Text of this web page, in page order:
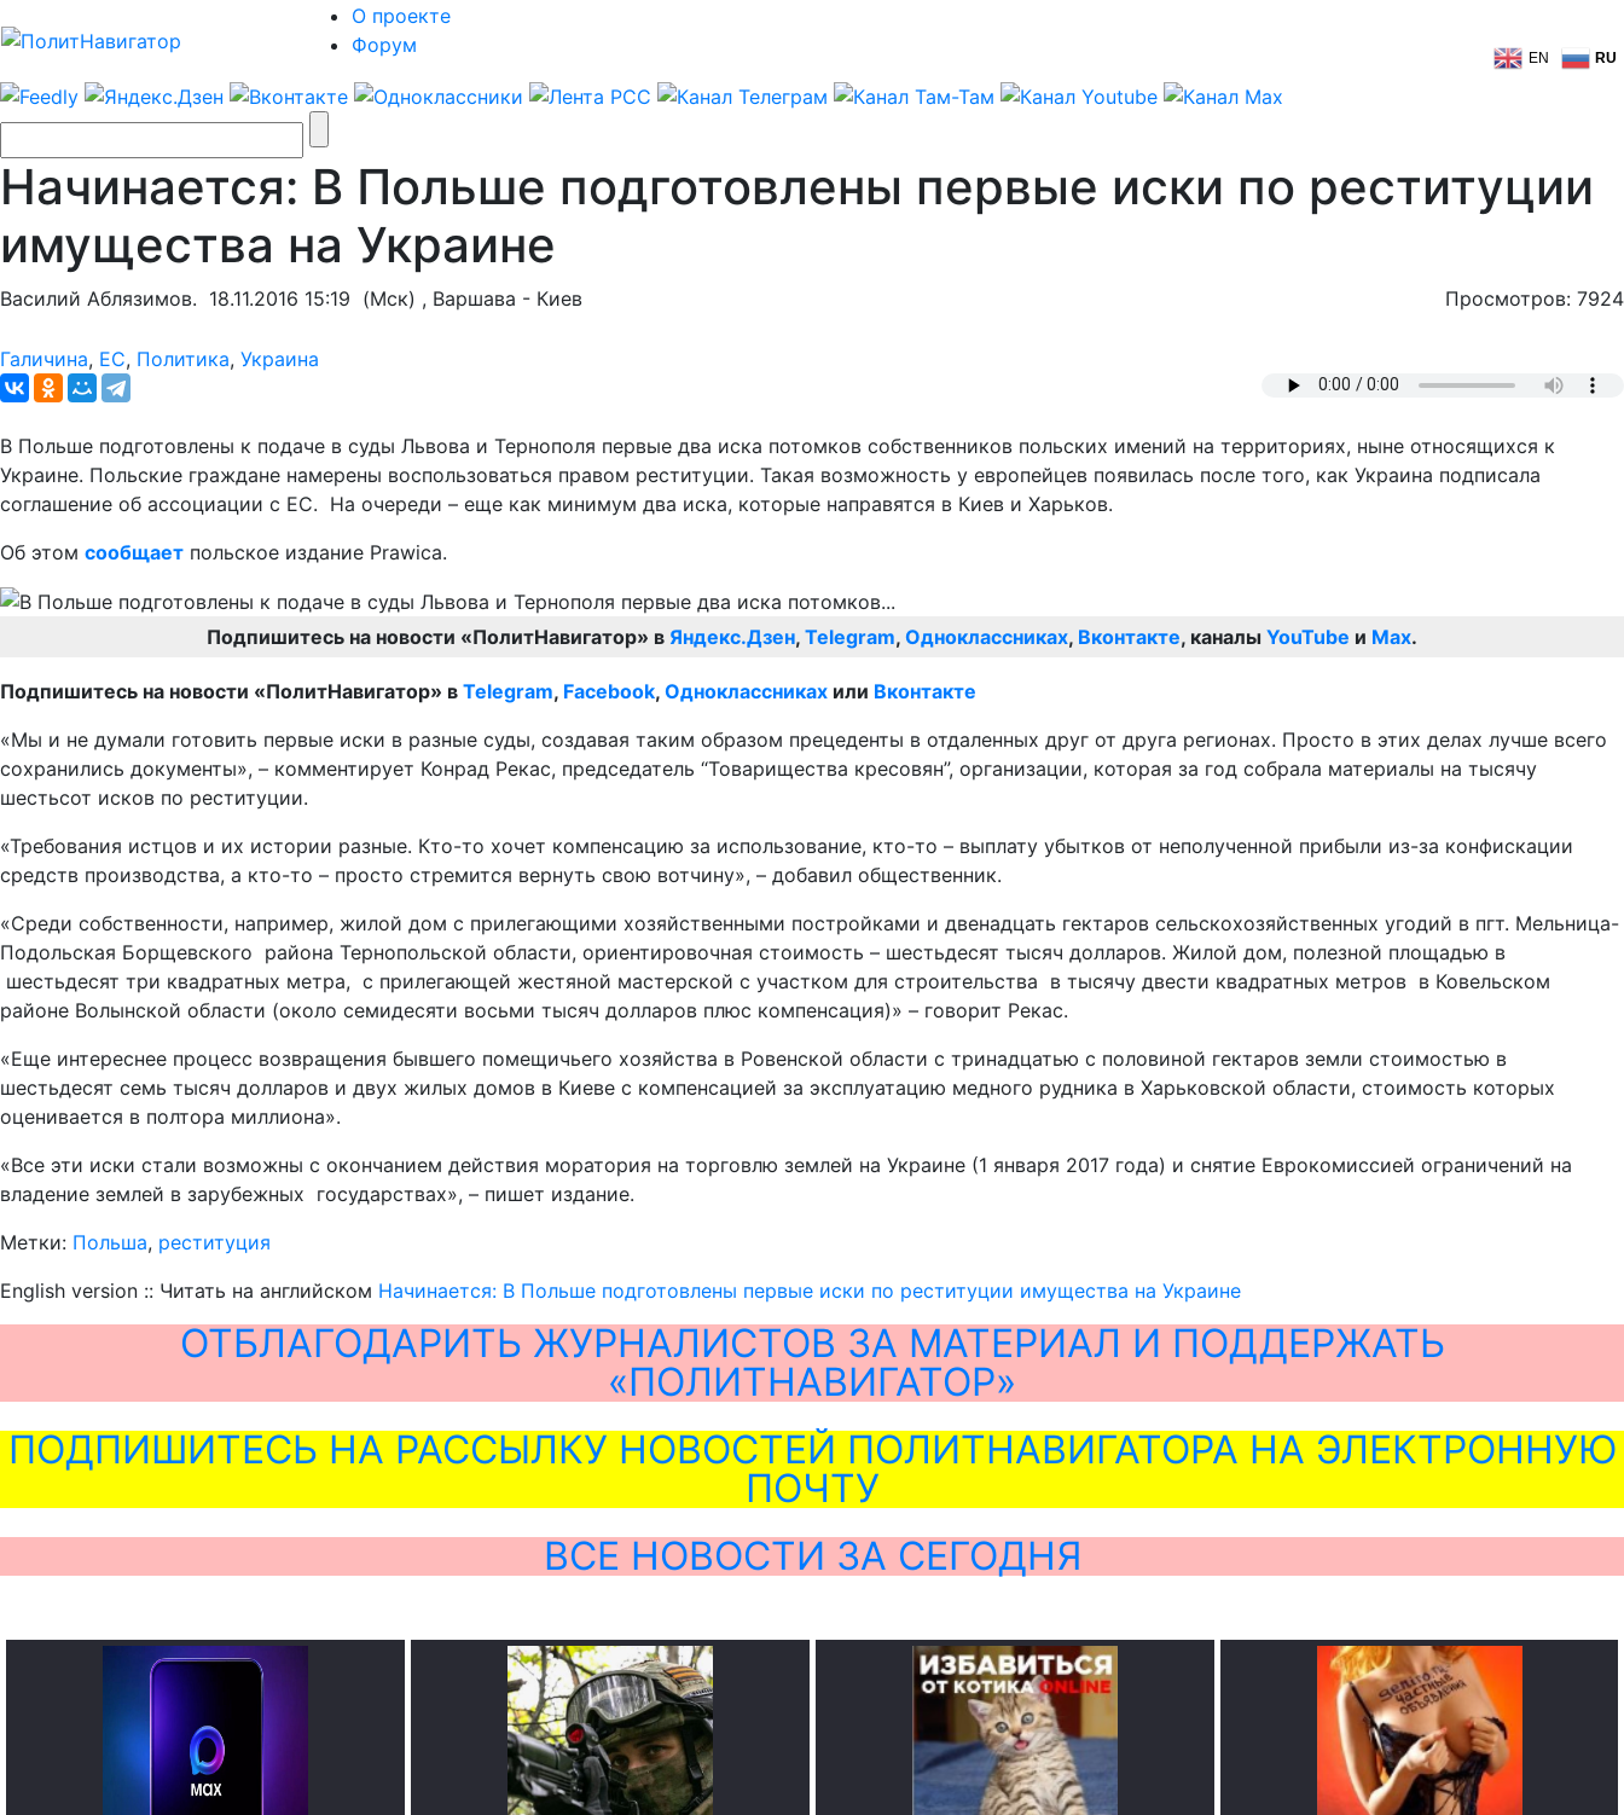
О проекте
Форум
EN RU
Начинается: В Польше подготовлены первые иски по реституции
имущества на Украине
Василий Аблязимов. 18.11.2016 15:19 (Мск) , Варшава - Киев Просмотров: 7924
Галичина, ЕС, Политика, Украина
В Польше подготовлены к подаче в суды Львова и Тернополя первые два иска потомков собственников польских имений на территориях, ныне относящихся к
Украине. Польские граждане намерены воспользоваться правом реституции. Такая возможность у европейцев появилась после того, как Украина подписала
соглашение об ассоциации с ЕС. На очереди – еще как минимум два иска, которые направятся в Киев и Харьков.
Об этом сообщает польское издание Prawica.
Подпишитесь на новости «ПолитНавигатор» в Яндекс.Дзен, Telegram, Одноклассниках, Вконтакте, каналы YouTube и Max.
Подпишитесь на новости «ПолитНавигатор» в Telegram, Facebook, Одноклассниках или Вконтакте
«Мы и не думали готовить первые иски в разные суды, создавая таким образом прецеденты в отдаленных друг от друга регионах. Просто в этих делах лучше всего
сохранились документы», – комментирует Конрад Рекас, председатель “Товарищества кресовян”, организации, которая за год собрала материалы на тысячу
шестьсот исков по реституции.
«Требования истцов и их истории разные. Кто-то хочет компенсацию за использование, кто-то – выплату убытков от неполученной прибыли из-за конфискации
средств производства, а кто-то – просто стремится вернуть свою вотчину», – добавил общественник.
«Среди собственности, например, жилой дом с прилегающими хозяйственными постройками и двенадцать гектаров сельскохозяйственных угодий в пгт. Мельница-
Подольская Борщевского района Тернопольской области, ориентировочная стоимость – шестьдесят тысяч долларов. Жилой дом, полезной площадью в
шестьдесят три квадратных метра, с прилегающей жестяной мастерской с участком для строительства в тысячу двести квадратных метров в Ковельском
районе Волынской области (около семидесяти восьми тысяч долларов плюс компенсация)» – говорит Рекас.
«Еще интереснее процесс возвращения бывшего помещичьего хозяйства в Ровенской области с тринадцатью с половиной гектаров земли стоимостью в
шестьдесят семь тысяч долларов и двух жилых домов в Киеве с компенсацией за эксплуатацию медного рудника в Харьковской области, стоимость которых
оценивается в полтора миллиона».
«Все эти иски стали возможны с окончанием действия моратория на торговлю землей на Украине (1 января 2017 года) и снятие Еврокомиссией ограничений на
владение землей в зарубежных государствах», – пишет издание.
Метки: Польша, реституция
English version :: Читать на английском Начинается: В Польше подготовлены первые иски по реституции имущества на Украине
ОТБЛАГОДАРИТЬ ЖУРНАЛИСТОВ ЗА МАТЕРИАЛ И ПОДДЕРЖАТЬ
«ПОЛИТНАВИГАТОР»
ПОДПИШИТЕСЬ НА РАССЫЛКУ НОВОСТЕЙ ПОЛИТНАВИГАТОРА НА ЭЛЕКТРОННУЮ
ПОЧТУ
ВСЕ НОВОСТИ ЗА СЕГОДНЯ